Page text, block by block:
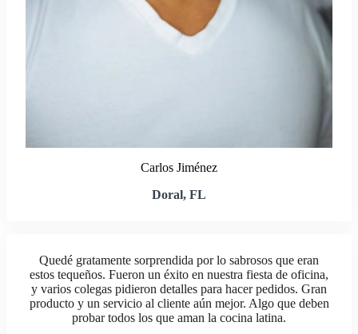
Carlos Jiménez
Doral, FL
Quedé gratamente sorprendida por lo sabrosos que eran
estos tequeños. Fueron un éxito en nuestra fiesta de oficina,
y varios colegas pidieron detalles para hacer pedidos. Gran
producto y un servicio al cliente aún mejor. Algo que deben
probar todos los que aman la cocina latina.